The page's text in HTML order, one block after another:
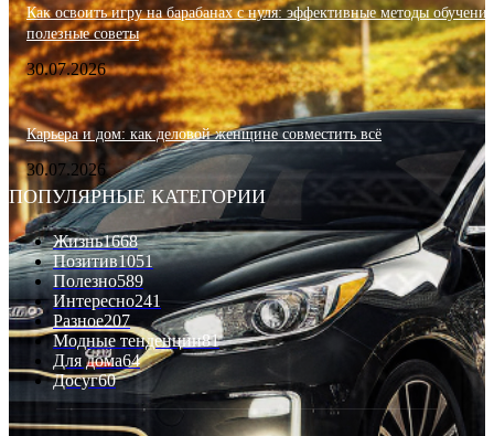
Как освоить игру на барабанах с нуля: эффективные методы
полезные советы
30.07.2026
Карьера и дом: как деловой женщине совместить всё
30.07.2026
ПОПУЛЯРНЫЕ КАТЕГОРИИ
Жизнь1668
Позитив1051
Полезно589
Интересно241
Разное207
Модные тенденции81
Для дома64
Досуг60